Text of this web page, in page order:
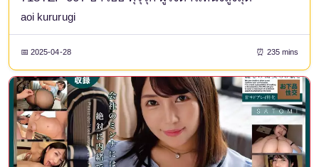
aoi kururugi
📅 2025-04-28 ⏰ 235 mins